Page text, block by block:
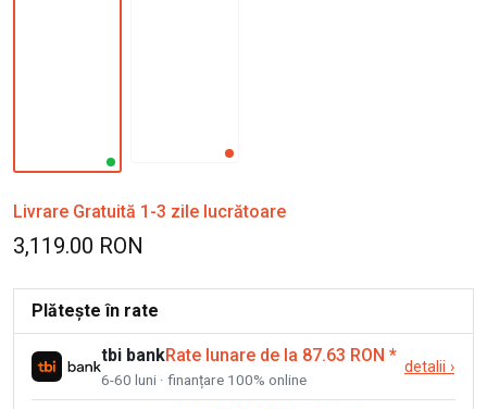
Livrare Gratuită 1-3 zile lucrătoare
3,119.00 RON
Plătește în rate
tbi bankRate lunare de la 87.63 RON *
6-60 luni · finanțare 100% online
detalii ›